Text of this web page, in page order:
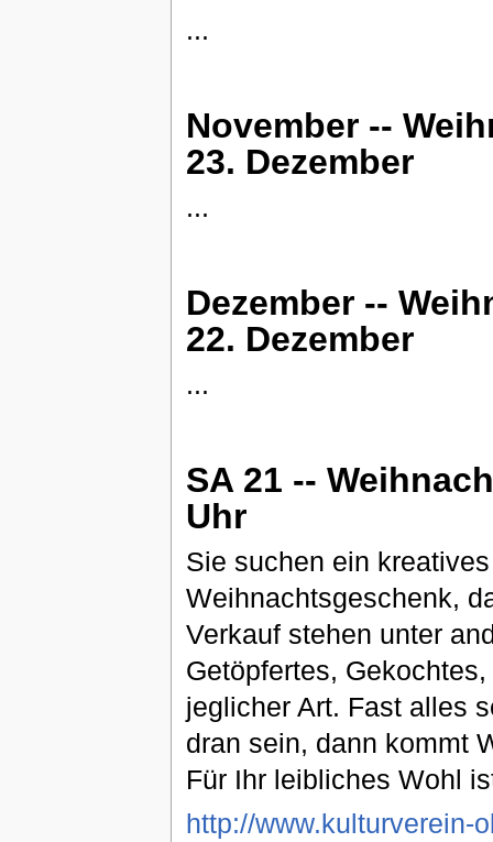
...
November --
23. Dezember
...
Dezember --
22. Dezember
...
SA 21 --
Uhr
Sie suchen ein
Weihnachtsgeschenk,
Verkauf stehen unter
Getöpfertes,
jeglicher Art. Fast alles
dran sein, dann kommt
Für Ihr leibliches Wohl
http://www.kulturverein-